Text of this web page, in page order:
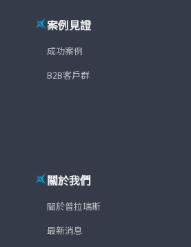
案例見證
成功案例
B2B客戶群
關於我們
關於普拉瑞斯
最新消息